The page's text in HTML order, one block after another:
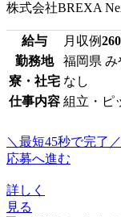
株式会社BREXA
給与 月収例
勤務地
福岡県 み
寮・社宅 なし
仕事内容 組立・ピ
＼最短45秒で完了／
応募へ進む
詳しく
見る